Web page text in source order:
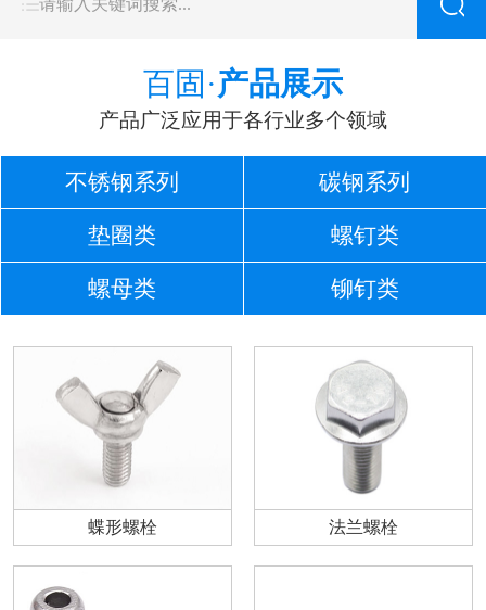
百固·产品展示
产品广泛应用于各行业多个领域
不锈钢系列 碳钢系列
垫圈类 螺钉类
螺母类 铆钉类
蝶形螺栓 法兰螺栓